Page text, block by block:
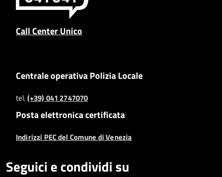
Call Center Unico
Centrale operativa Polizia Locale
tel.(+39) 041 2747070
Posta elettronica certificata
Indirizzi PEC del Comune di Venezia
Seguici e condividi su